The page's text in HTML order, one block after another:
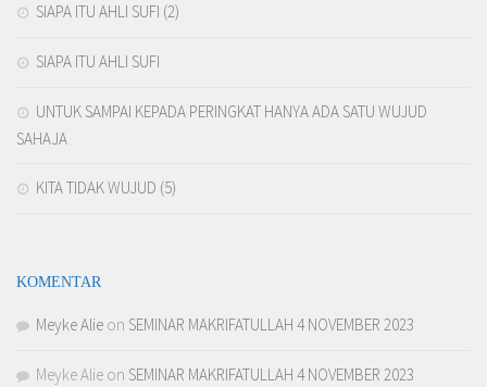
SIAPA ITU AHLI SUFI (2)
SIAPA ITU AHLI SUFI
UNTUK SAMPAI KEPADA PERINGKAT HANYA ADA SATU WUJUD
SAHAJA
KITA TIDAK WUJUD (5)
KOMENTAR
Meyke Alie on SEMINAR MAKRIFATULLAH 4 NOVEMBER 2023
Meyke Alie on SEMINAR MAKRIFATULLAH 4 NOVEMBER 2023